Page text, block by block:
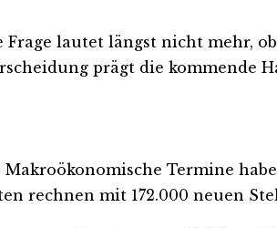
lautet längst nicht mehr,
prägt die kommende
Termine
rechnen mit 172.000 neuen